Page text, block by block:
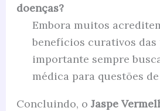
doenças?
Embora muitos
benefícios curativos das
importante sempre
médica para questões
Concluindo, o Jaspe